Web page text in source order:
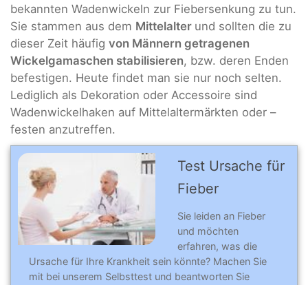
bekannten Wadenwickeln zur Fiebersenkung zu tun.
Sie stammen aus dem Mittelalter und sollten die zu
dieser Zeit häufig von Männern getragenen
Wickelgamaschen stabilisieren, bzw. deren Enden
befestigen. Heute findet man sie nur noch selten.
Lediglich als Dekoration oder Accessoire sind
Wadenwickelhaken auf Mittelaltermärkten oder –
festen anzutreffen.
Test Ursache für
Fieber
Sie leiden an Fieber
und möchten
erfahren, was die
Ursache für Ihre Krankheit sein könnte? Machen Sie
mit bei unserem Selbsttest und beantworten Sie